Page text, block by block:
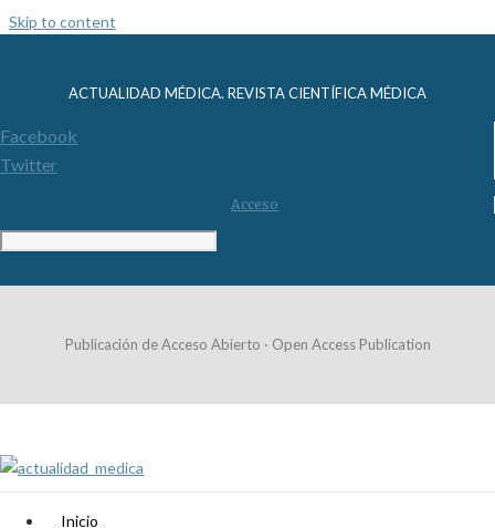
Skip to content
ACTUALIDAD MÉDICA. REVISTA CIENTÍFICA MÉDICA
Facebook
Twitter
Acceso
Publicación de Acceso Abierto · Open Access Publication
Inicio